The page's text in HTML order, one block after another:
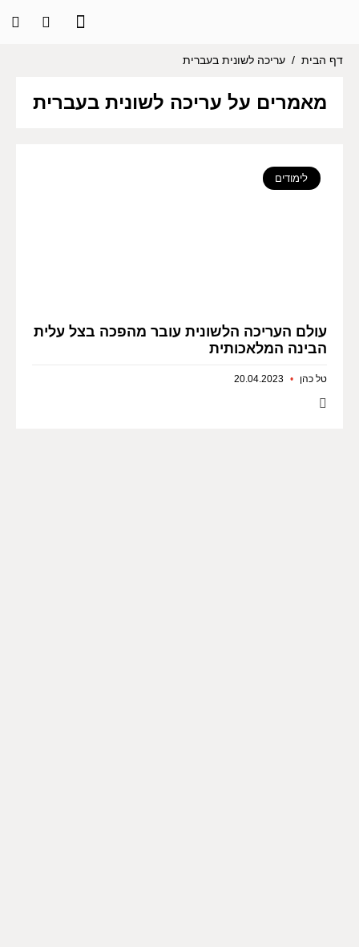
דף הבית / עריכה לשונית בעברית
מאמרים על עריכה לשונית בעברית
לימודים
עולם העריכה הלשונית עובר מהפכה בצל עלית
הבינה המלאכותית
טל כהן